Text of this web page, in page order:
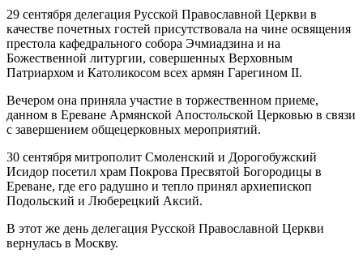
29 сентября делегация Русской Православной Церкви в
качестве почетных гостей присутствовала на чине освящения
престола кафедрального собора Эчмиадзина и на
Божественной литургии, совершенных Верховным
Патриархом и Католикосом всех армян Гарегином II.
Вечером она приняла участие в торжественном приеме,
данном в Ереване Армянской Апостольской Церковью в связи
с завершением общецерковных мероприятий.
30 сентября митрополит Смоленский и Дорогобужский
Исидор посетил храм Покрова Пресвятой Богородицы в
Ереване, где его радушно и тепло принял архиепископ
Подольский и Люберецкий Аксий.
В этот же день делегация Русской Православной Церкви
вернулась в Москву.